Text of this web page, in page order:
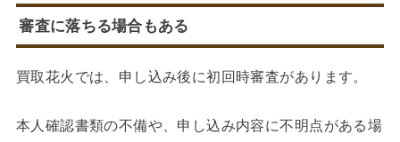
審査に落ちる場合もある
買取花火では、申し込み後に初回時審査があります。
本人確認書類の不備や、申し込み内容に不明点がある場